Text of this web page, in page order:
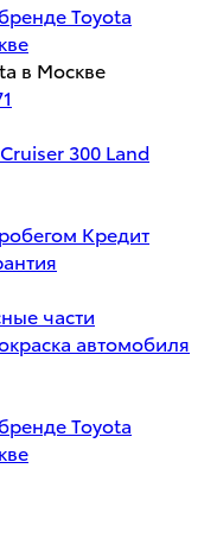
Toyota
в Москве
300 Land
Кредит
части
автомобиля
Toyota